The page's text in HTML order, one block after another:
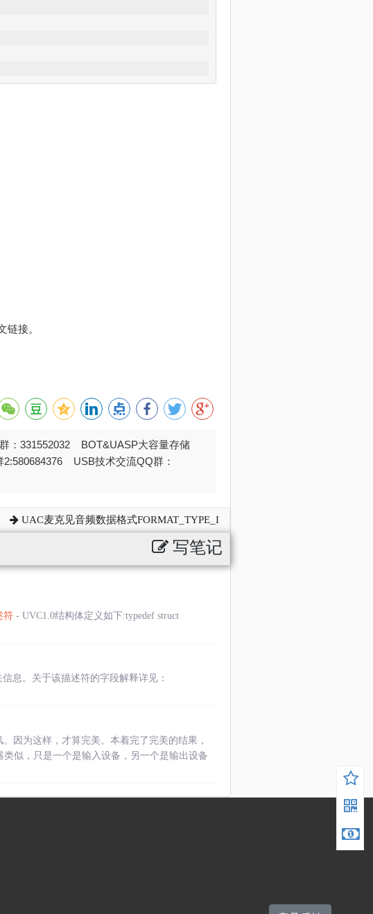
链接。
：331552032 BOT&UASP大容量存储
USB技术交流QQ群：
UAC麦克见音频数据格式FORMAT_TYPE_I
写笔记
符- UVC1.0结构体定义如下:typedef struct
息。关于该描述符的字段解释详见：
因为这样，才算完美。本着完了完美的结果，
似，只是一个是输入设备，另一个是输出设备